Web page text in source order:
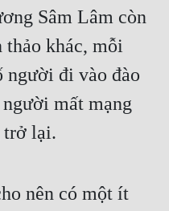
Sâm Lâm còn
thảo khác, mỗi
người đi vào đào
mất mạng
trở lại.
nên có một ít